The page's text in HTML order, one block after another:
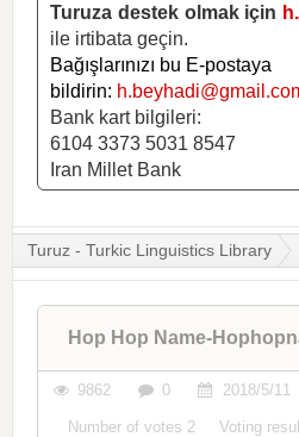
Turuza destek olmak için
ile irtibata geçin.
Bağışlarınızı bu E-postaya
bildirin:
Bank kart bilgileri:
6104 3373 5031 8547
Iran Millet Bank
Turuz - Turkic Linguistics Library
Hop Hop Name-
9862 0 2018/5/11
Number of votes 2 Voting